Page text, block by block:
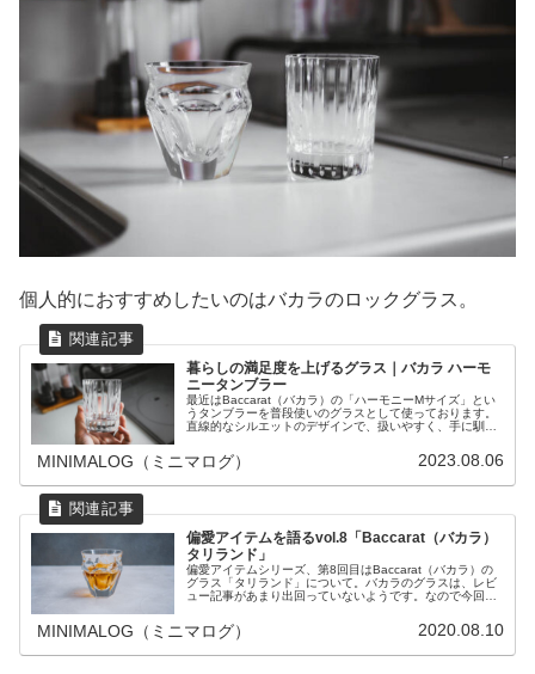
個人的におすすめしたいのはバカラのロックグラス。
暮らしの満足度を上げるグラス｜バカラ ハーモ
ニータンブラー
最近はBaccarat（バカラ）の「ハーモニーMサイズ」とい
うタンブラーを普段使いのグラスとして使っております。
直線的なシルエットのデザインで、扱いやすく、手に馴染
ピッタリなグラスでした。
MINIMALOG（ミニマログ） 2023.08.06
偏愛アイテムを語るvol.8「Baccarat（バカラ）
タリランド」
偏愛アイテムシリーズ、第8回目はBaccarat（バカラ）の
グラス「タリランド」について。バカラのグラスは、レビ
ュー記事があまり出回っていないようです。なので今回は
っていきたいと思います。
MINIMALOG（ミニマログ） 2020.08.10